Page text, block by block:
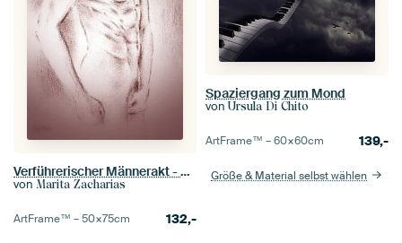
Verführerischer Männerakt - erotische Zeichnungen
von Marita Zacharias
ArtFrame™ –50×75cm 132,-
Spaziergang zum Mond
von Ursula Di Chito
ArtFrame™ –60×60cm 139,-
Größe & Material selbst wählen